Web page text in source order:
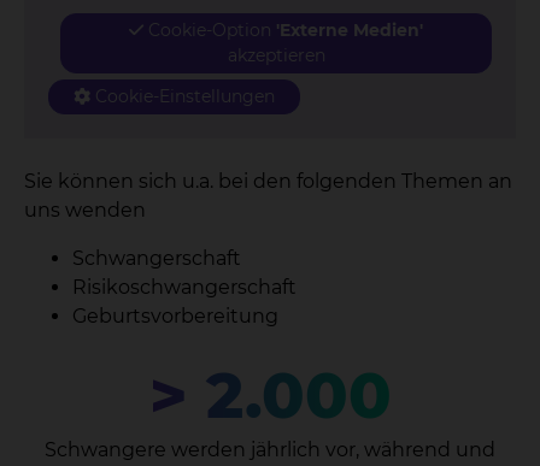
Cookie-Option 'Externe Medien'
akzeptieren
Cookie-Einstellungen
Sie können sich u.a. bei den folgenden Themen an
uns wenden
Schwangerschaft
Risikoschwangerschaft
Geburtsvorbereitung
> 2.000
Schwangere werden jährlich vor, während und